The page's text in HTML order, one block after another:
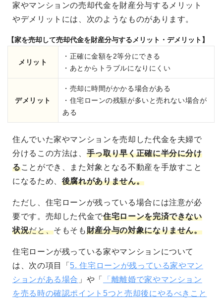
家やマンションの売却代金を財産分与するメリット
やデメリットには、次のようなものがあります。
【家を売却して売却代金を財産分与するメリット・デメリット】
メリット
・正確に金額を2等分にできる
・あとからトラブルになりにくい
デメリット
・売却に時間がかかる場合がある
・住宅ローンの残額が多いと売れない場合が
ある
住んでいた家やマンションを売却した代金を夫婦で
分けるこの方法は、 手っ取り早く正確に半分に分け
ることができ、また対象となる不動産を手放すこと
になるため、 後腐れがありません。
ただし、住宅ローンが残っている場合には注意が必
要です。売却した代金で住宅ローンを完済できない
状況だと、そもそも財産分与の対象になりません。
住宅ローンが残っている家やマンションについて
は、次の項目「 5. 住宅ローンが残っている家やマン
ションがある場合 」や「
「離離婚で家やマンション
を売る時の確認ポイント5つと売却後にやるべきこと